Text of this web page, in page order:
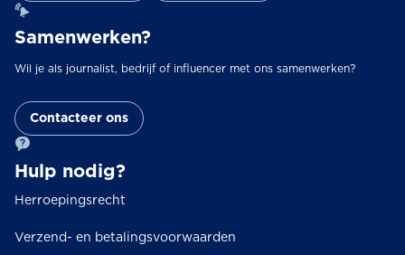
Samenwerken?
Wil je als journalist, bedrijf of influencer met ons samenwerken?
Contacteer ons
Hulp nodig?
Herroepingsrecht
Verzend- en betalingsvoorwaarden